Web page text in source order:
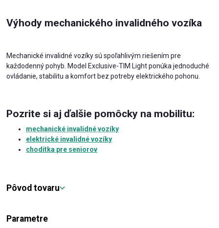
Výhody mechanického invalidného vozíka
Mechanické invalidné vozíky sú spoľahlivým riešením pre
každodenný pohyb. Model Exclusive-TIM Light ponúka jednoduché
ovládanie, stabilitu a komfort bez potreby elektrického pohonu.
Pozrite si aj ďalšie pomôcky na mobilitu:
mechanické invalidné vozíky
elektrické invalidné vozíky
chodítka pre seniorov
Pôvod tovaru
Parametre